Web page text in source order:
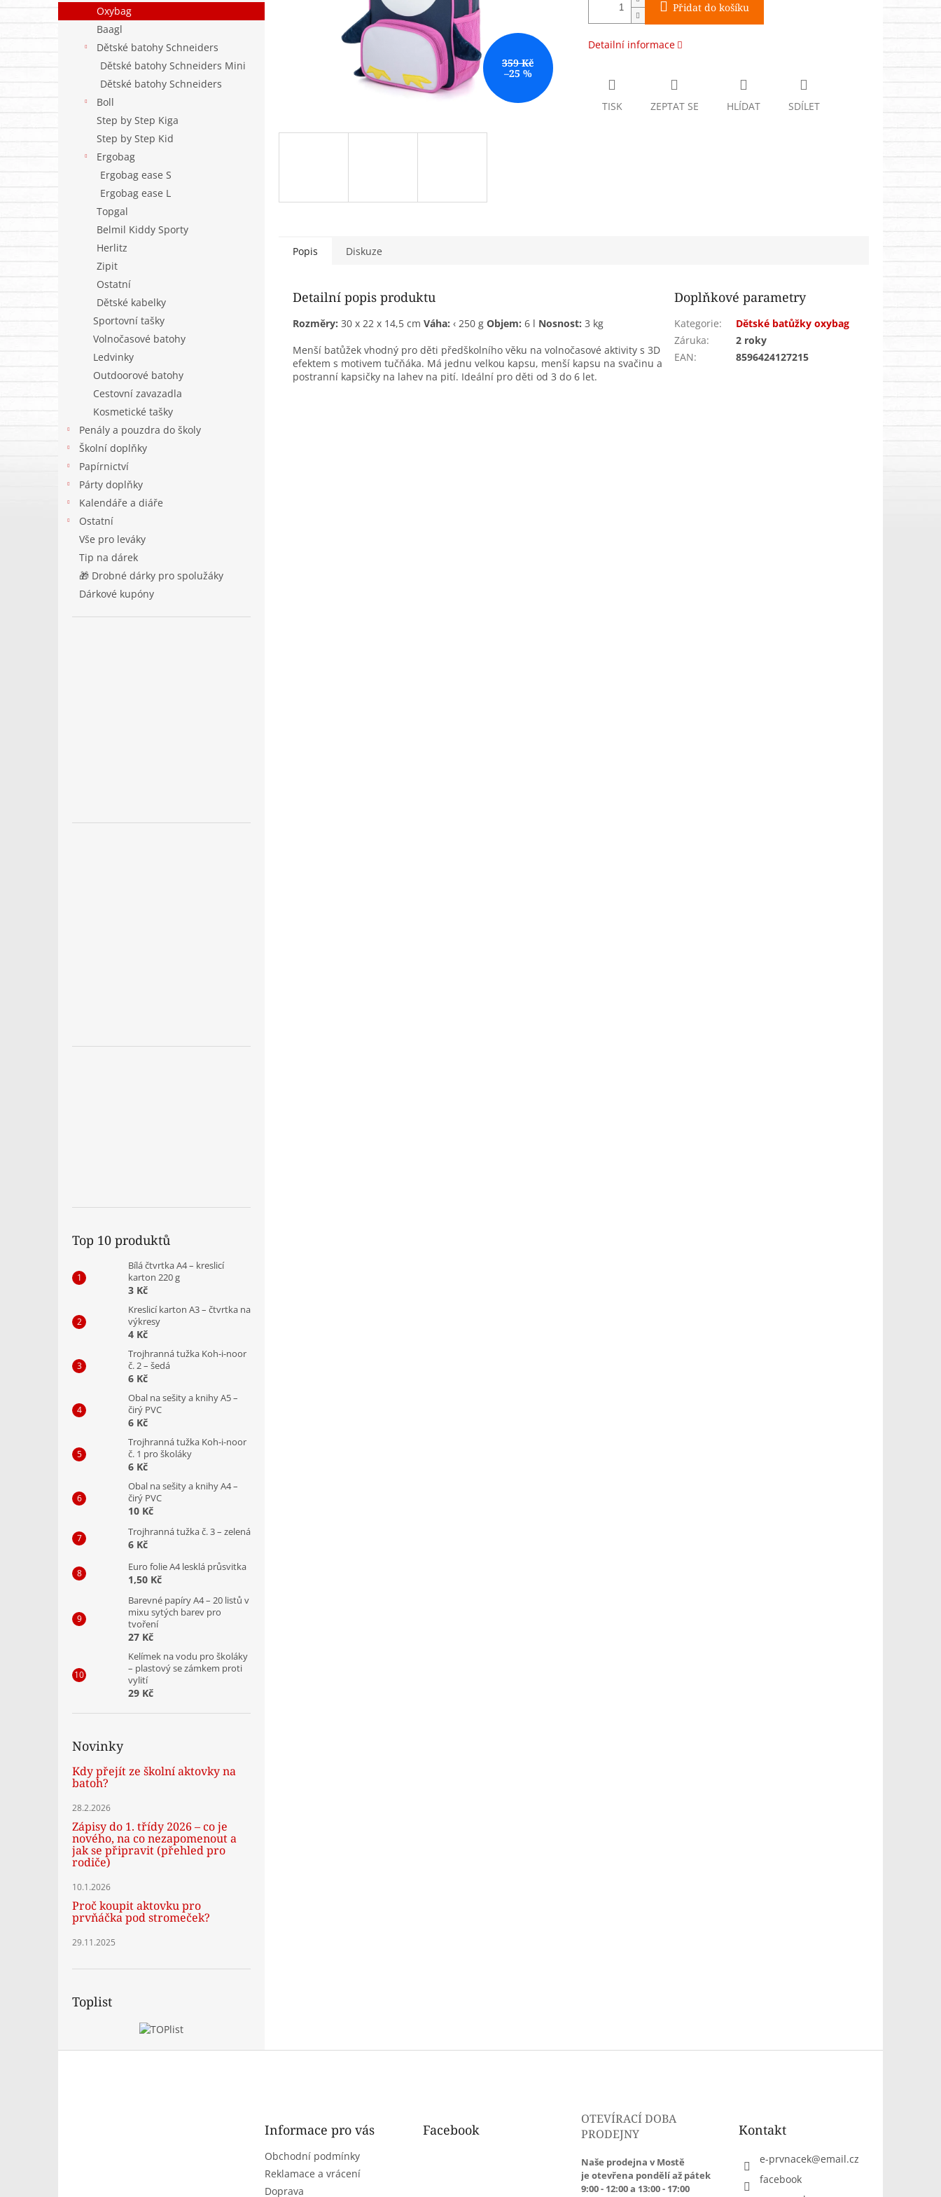
e
Oxybag
Baagl
Dětské batohy Schneiders
Dětské batohy Schneiders Mini
Dětské batohy Schneiders
Boll
Step by Step Kiga
Step by Step Kid
Ergobag
Ergobag ease S
Ergobag ease L
Topgal
Belmil Kiddy Sporty
Herlitz
Zipit
Ostatní
Dětské kabelky
Sportovní tašky
Volnočasové batohy
Ledvinky
Outdoorové batohy
Cestovní zavazadla
Kosmetické tašky
Penály a pouzdra do školy
Školní doplňky
Papírnictví
Párty doplňky
Kalendáře a diáře
Ostatní
Vše pro leváky
Tip na dárek
🎁 Drobné dárky pro spolužáky
Dárkové kupóny
Top 10 produktů
Bílá čtvrtka A4 – kreslicí
karton 220 g
3 Kč
Kreslicí karton A3 – čtvrtka na
výkresy
4 Kč
Trojhranná tužka Koh-i-noor
č. 2 – šedá
6 Kč
Obal na sešity a knihy A5 –
čirý PVC
6 Kč
Trojhranná tužka Koh-i-noor
č. 1 pro školáky
6 Kč
Obal na sešity a knihy A4 –
čirý PVC
10 Kč
Trojhranná tužka č. 3 – zelená
6 Kč
Euro folie A4 lesklá průsvitka
1,50 Kč
Barevné papíry A4 – 20 listů v
mixu sytých barev pro
tvoření
27 Kč
Kelímek na vodu pro školáky
– plastový se zámkem proti
vylití
29 Kč
Novinky
Kdy přejít ze školní aktovky na
batoh?
28.2.2026
Zápisy do 1. třídy 2026 – co je
nového, na co nezapomenout a
jak se připravit (přehled pro
rodiče)
10.1.2026
Proč koupit aktovku pro
prvňáčka pod stromeček?
29.11.2025
Toplist
359 Kč
–25 %
Přidat do košíku
Detailní informace
TISK ZEPTAT SE HLÍDAT SDÍLET
Popis Diskuze
Detailní popis produktu
Rozměry: 30 x 22 x 14,5 cm Váha: ‹ 250 g Objem: 6 l Nosnost: 3 kg
Menší batůžek vhodný pro děti předškolního věku na volnočasové aktivity s 3D
efektem s motivem tučňáka. Má jednu velkou kapsu, menší kapsu na svačinu a
postranní kapsičky na lahev na pití. Ideální pro děti od 3 do 6 let.
Doplňkové parametry
Kategorie:
Dětské batůžky oxybag
Záruka:
2 roky
EAN: 8596424127215
Informace pro vás
Obchodní podmínky
Reklamace a vrácení
Doprava
Facebook
OTEVÍRACÍ DOBA
PRODEJNY
Naše prodejna v Mostě
je otevřena pondělí až pátek
9:00 - 12:00 a 13:00 - 17:00
Kontakt
e-prvnacek@email.cz
facebook